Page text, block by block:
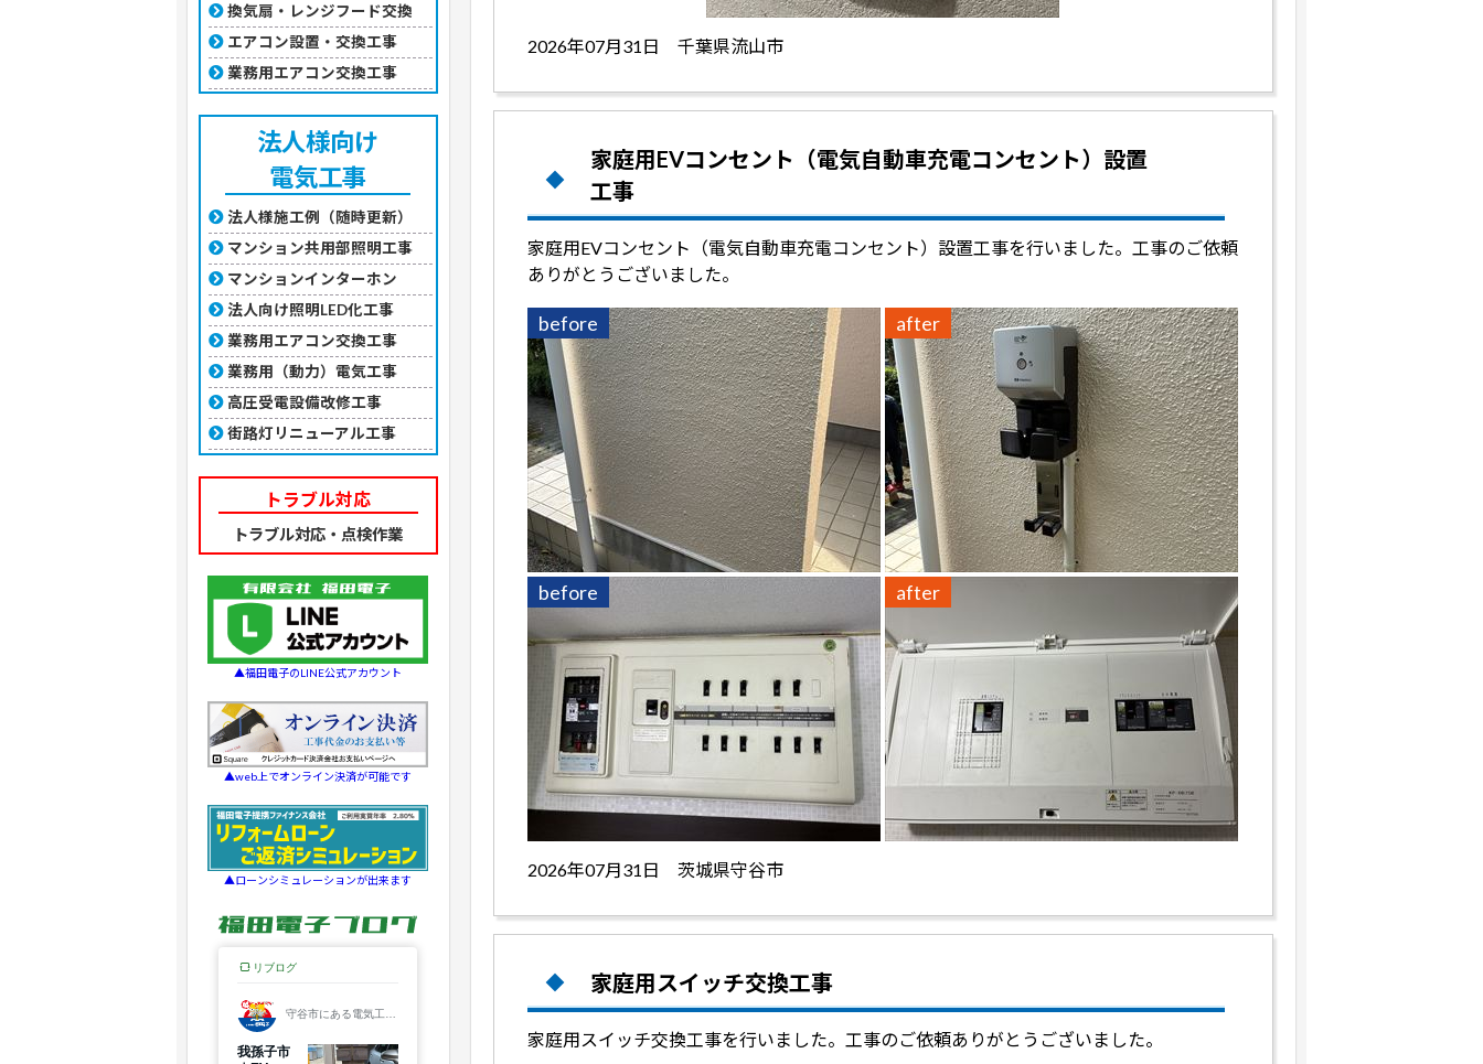
換気扇・レンジフード交換
エアコン設置・交換工事
業務用エアコン交換工事
法人様向け
電気工事
法人様施工例（随時更新）
マンション共用部照明工事
マンションインターホン
法人向け照明LED化工事
業務用エアコン交換工事
業務用（動力）電気工事
高圧受電設備改修工事
街路灯リニューアル工事
トラブル対応
トラブル対応・点検作業
▲福田電子のLINE公式アカウント
▲web上でオンライン決済が可能です
▲ローンシミュレーションが出来ます
2026年07月31日 千葉県流山市
家庭用EVコンセント（電気自動車充電コンセント）設置
工事
家庭用EVコンセント（電気自動車充電コンセント）設置工事を行いました。工事のご依頼
ありがとうございました。
before after
before after
2026年07月31日 茨城県守谷市
家庭用スイッチ交換工事
家庭用スイッチ交換工事を行いました。工事のご依頼ありがとうございました。